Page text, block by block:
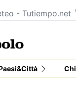
- Tutiempo.net